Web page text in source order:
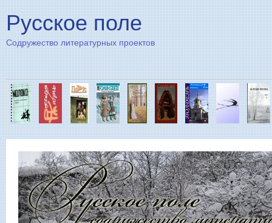
Русское поле
Содружество литературных проектов